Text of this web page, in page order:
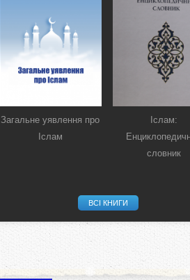
Загальне уявлення про
Іслам
Іслам:
словник
ВСІ КНИГИ